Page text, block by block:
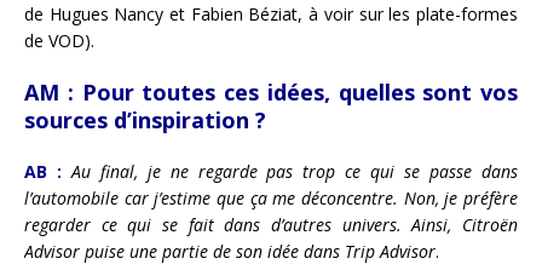
de Hugues Nancy et Fabien Béziat, à voir sur les plate-formes
de VOD).
AM : Pour toutes ces idées, quelles sont vos
sources d’inspiration ?
AB : Au final, je ne regarde pas trop ce qui se passe dans
l’automobile car j’estime que ça me déconcentre. Non, je préfère
regarder ce qui se fait dans d’autres univers. Ainsi, Citroën
Advisor puise une partie de son idée dans Trip Advisor.